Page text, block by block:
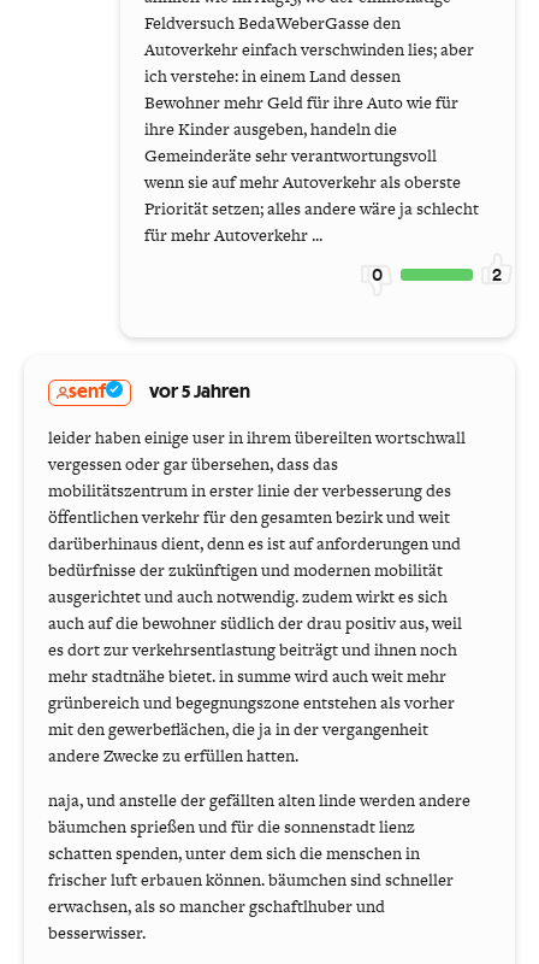
Feldversuch BedaWeberGasse den
Autoverkehr einfach verschwinden lies; aber
ich verstehe: in einem Land dessen
Bewohner mehr Geld für ihre Auto wie für
ihre Kinder ausgeben, handeln die
Gemeinderäte sehr verantwortungsvoll
wenn sie auf mehr Autoverkehr als oberste
Priorität setzen; alles andere wäre ja schlecht
für mehr Autoverkehr ...
0 2
senf vor 5 Jahren
leider haben einige user in ihrem übereilten wortschwall
vergessen oder gar übersehen, dass das
mobilitätszentrum in erster linie der verbesserung des
öffentlichen verkehr für den gesamten bezirk und weit
darüberhinaus dient, denn es ist auf anforderungen und
bedürfnisse der zukünftigen und modernen mobilität
ausgerichtet und auch notwendig. zudem wirkt es sich
auch auf die bewohner südlich der drau positiv aus, weil
es dort zur verkehrsentlastung beiträgt und ihnen noch
mehr stadtnähe bietet. in summe wird auch weit mehr
grünbereich und begegnungszone entstehen als vorher
mit den gewerbeflächen, die ja in der vergangenheit
andere Zwecke zu erfüllen hatten.
naja, und anstelle der gefällten alten linde werden andere
bäumchen sprießen und für die sonnenstadt lienz
schatten spenden, unter dem sich die menschen in
frischer luft erbauen können. bäumchen sind schneller
erwachsen, als so mancher gschaftlhuber und
besserwisser.